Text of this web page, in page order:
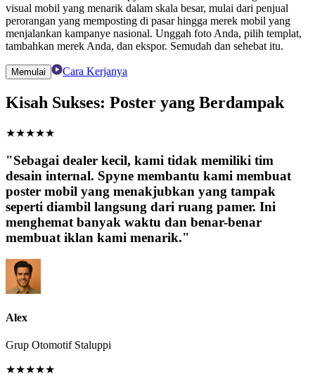
visual mobil yang menarik dalam skala besar, mulai dari penjual
perorangan yang memposting di pasar hingga merek mobil yang
menjalankan kampanye nasional. Unggah foto Anda, pilih templat,
tambahkan merek Anda, dan ekspor. Semudah dan sehebat itu.
Memulai Cara Kerjanya
Kisah Sukses: Poster yang Berdampak
★★★★★
"Sebagai dealer kecil, kami tidak memiliki tim
desain internal. Spyne membantu kami membuat
poster mobil yang menakjubkan yang tampak
seperti diambil langsung dari ruang pamer. Ini
menghemat banyak waktu dan benar-benar
membuat iklan kami menarik."
Alex
Grup Otomotif Staluppi
★★★★★